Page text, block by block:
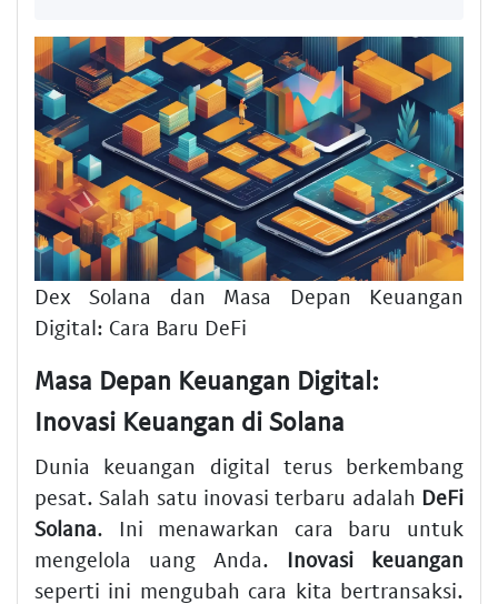
Dex Solana dan Masa Depan Keuangan
Digital: Cara Baru DeFi
Masa Depan Keuangan Digital:
Inovasi Keuangan di Solana
Dunia keuangan digital terus berkembang
pesat. Salah satu inovasi terbaru adalah DeFi
Solana. Ini menawarkan cara baru untuk
mengelola uang Anda. Inovasi keuangan
seperti ini mengubah cara kita bertransaksi.